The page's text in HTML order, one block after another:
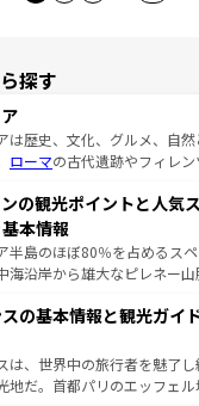
探す
は歴史、文化、グルメ、自
ローマの古代遺跡やフィレ
スカーナの美しい田園風景
自然景観も見逃せない。観光
スタなど、絶品のイタリア
朝目覚めてから夜眠るまで
着のイタリア情報はコンテ
の観光ポイントと人気
本情報
半島のほぼ80％を占めるス
海沿岸から雄大なピレネー
付くこの国では、情熱的なフ
、そして美味しいタパスが生
マドリードの洗練された雰
溢れた街角から、地方では
の基本情報と観光ガイ
は、世界中の旅行者を魅了
地だ。首都パリのエッフェ